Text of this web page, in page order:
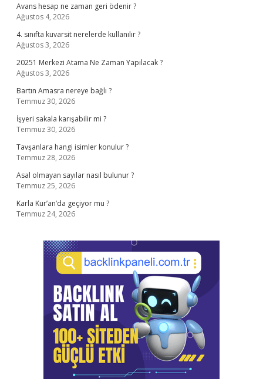
Avans hesap ne zaman geri ödenir ?
Ağustos 4, 2026
4. sınıfta kuvarsit nerelerde kullanılır ?
Ağustos 3, 2026
20251 Merkezi Atama Ne Zaman Yapılacak ?
Ağustos 3, 2026
Bartın Amasra nereye bağlı ?
Temmuz 30, 2026
İşyeri sakala karışabilir mi ?
Temmuz 30, 2026
Tavşanlara hangi isimler konulur ?
Temmuz 28, 2026
Asal olmayan sayılar nasıl bulunur ?
Temmuz 25, 2026
Karla Kur’an’da geçiyor mu ?
Temmuz 24, 2026